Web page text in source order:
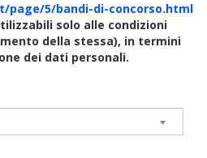
page/5/bandi-di-concorso.html
solo alle condizioni
della stessa), in termini
dei dati personali.